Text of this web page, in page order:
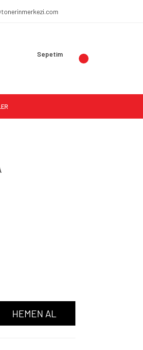
Sepetim
HEMEN AL